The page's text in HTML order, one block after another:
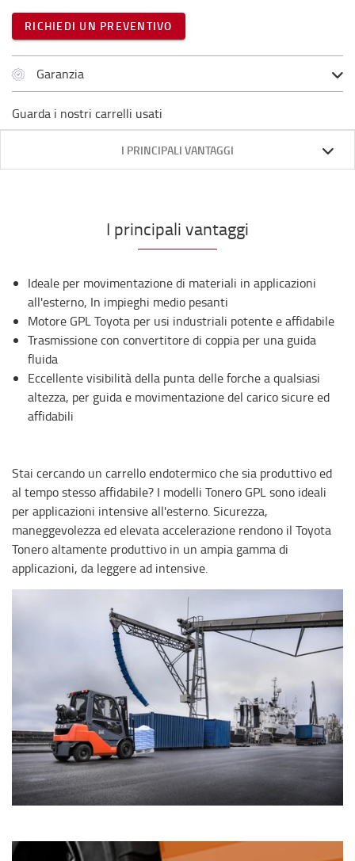
RICHIEDI UN PREVENTIVO
Garanzia
Guarda i nostri carrelli usati
I PRINCIPALI VANTAGGI
I principali vantaggi
Ideale per movimentazione di materiali in applicazioni
all'esterno, In impieghi medio pesanti
Motore GPL Toyota per usi industriali potente e affidabile
Trasmissione con convertitore di coppia per una guida
fluida
Eccellente visibilità della punta delle forche a qualsiasi
altezza, per guida e movimentazione del carico sicure ed
affidabili
Stai cercando un carrello endotermico che sia produttivo ed
al tempo stesso affidabile? I modelli Tonero GPL sono ideali
per applicazioni intensive all'esterno. Sicurezza,
maneggevolezza ed elevata accelerazione rendono il Toyota
Tonero altamente produttivo in un ampia gamma di
applicazioni, da leggere ad intensive.